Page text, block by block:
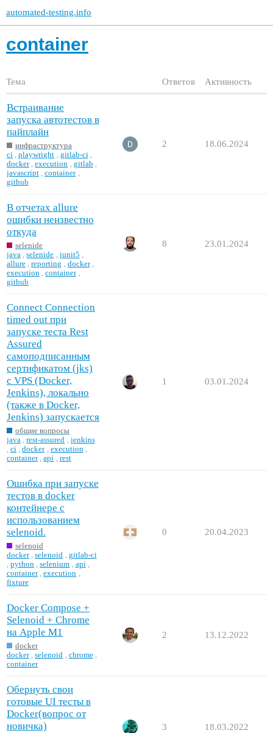
automated-testing.info
container
Тема Ответов Активность
Встраивание
запуска автотестов в
пайплайн
инфраструктура
ci
,playwright gitlab-ci
docker ,execution gitlab
javascript ,container
github
2 18.06.2024
В отчетах allure
ошибки неизвестно
откуда
selenide
java
,selenide junit5
allure ,reporting docker
execution
,container
github
8 23.01.2024
Connect Connection
timed out при
запуске теста Rest
Assured
самоподписанным
сертификатом (jks)
с VPS (Docker,
Jenkins), локально
(также в Docker,
Jenkins) запускается
общие вопросы
java
,rest-assured
jenkins
ci ,docker execution
container ,api rest
1 03.01.2024
Ошибка при запуске
тестов в docker
контейнере с
использованием
selenoid.
selenoid
docker ,selenoid
gitlab-ci
python ,selenium api
container ,execution
fixture
0 20.04.2023
Docker Compose +
Selenoid + Chrome
на Apple M1
docker
docker ,selenoid chrome
container
2 13.12.2022
Обернуть свои
готовые UI тесты в
Docker(вопрос от
новичка)
3 18.03.2022